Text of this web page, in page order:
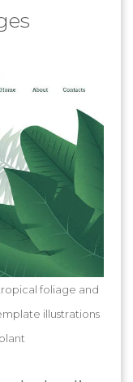
foliage and
illustrations